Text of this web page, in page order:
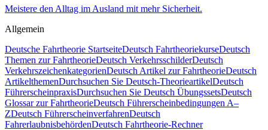
Meistere den Alltag im Ausland mit mehr Sicherheit.
Allgemein
Deutsche Fahrtheorie StartseiteDeutsch FahrtheoriekurseDeutsch
Themen zur FahrtheorieDeutsch VerkehrsschilderDeutsch
VerkehrszeichenkategorienDeutsch Artikel zur FahrtheorieDeutsch
ArtikelthemenDurchsuchen Sie Deutsch-TheorieartikelDeutsch
FührerscheinpraxisDurchsuchen Sie Deutsch ÜbungssetsDeutsch
Glossar zur FahrtheorieDeutsch Führerscheinbedingungen A–
ZDeutsch FührerscheinverfahrenDeutsch
FahrerlaubnisbehördenDeutsch Fahrtheorie-Rechner